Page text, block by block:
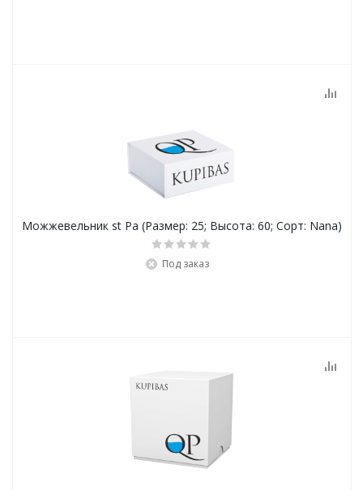
Можжевельник st Pa (Размер: 25; Высота: 60; Сорт: Nana)
Под заказ